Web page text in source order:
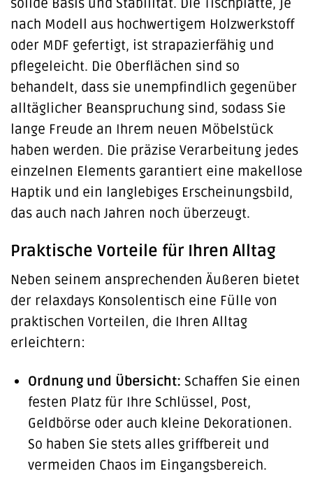
solide Basis und Stabilität. Die Tischplatte, je
nach Modell aus hochwertigem Holzwerkstoff
oder MDF gefertigt, ist strapazierfähig und
pflegeleicht. Die Oberflächen sind so
behandelt, dass sie unempfindlich gegenüber
alltäglicher Beanspruchung sind, sodass Sie
lange Freude an Ihrem neuen Möbelstück
haben werden. Die präzise Verarbeitung jedes
einzelnen Elements garantiert eine makellose
Haptik und ein langlebiges Erscheinungsbild,
das auch nach Jahren noch überzeugt.
Praktische Vorteile für Ihren Alltag
Neben seinem ansprechenden Äußeren bietet
der relaxdays Konsolentisch eine Fülle von
praktischen Vorteilen, die Ihren Alltag
erleichtern:
Ordnung und Übersicht: Schaffen Sie einen
festen Platz für Ihre Schlüssel, Post,
Geldbörse oder auch kleine Dekorationen.
So haben Sie stets alles griffbereit und
vermeiden Chaos im Eingangsbereich.